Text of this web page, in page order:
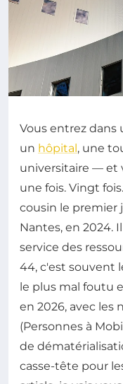
Vous entrez
un hôpital , une
universitaire — et
une fois. Vingt
cousin le premier
Nantes, en 2024.
service des
44, c'est souvent
le plus mal foutu
en 2026, avec les
(Personnes à
de
casse-tête pour